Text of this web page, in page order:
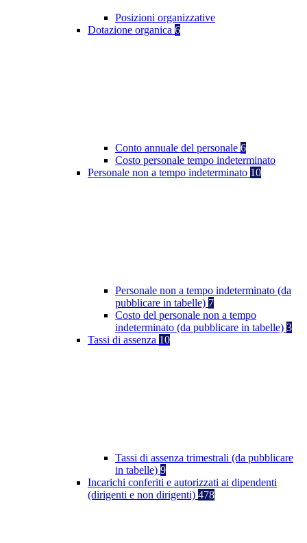
Posizioni organizzative
Dotazione organica 6
Conto annuale del personale 6
Costo personale tempo indeterminato
Personale non a tempo indeterminato 10
Personale non a tempo indeterminato (da
pubblicare in tabelle) 7
Costo del personale non a tempo
indeterminato (da pubblicare in tabelle) 3
Tassi di assenza 10
Tassi di assenza trimestrali (da pubblicare
in tabelle) 9
Incarichi conferiti e autorizzati ai dipendenti
(dirigenti e non dirigenti) 478